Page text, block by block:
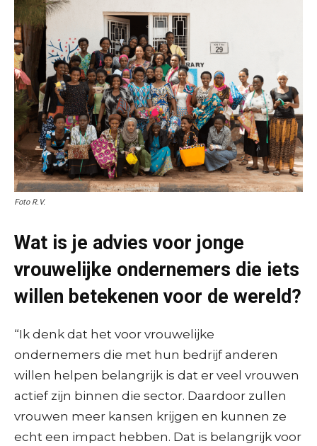
Foto R.V.
Wat is je advies voor jonge
vrouwelijke ondernemers die iets
willen betekenen voor de wereld?
“Ik denk dat het voor vrouwelijke
ondernemers die met hun bedrijf anderen
willen helpen belangrijk is dat er veel vrouwen
actief zijn binnen die sector. Daardoor zullen
vrouwen meer kansen krijgen en kunnen ze
echt een impact hebben. Dat is belangrijk voor